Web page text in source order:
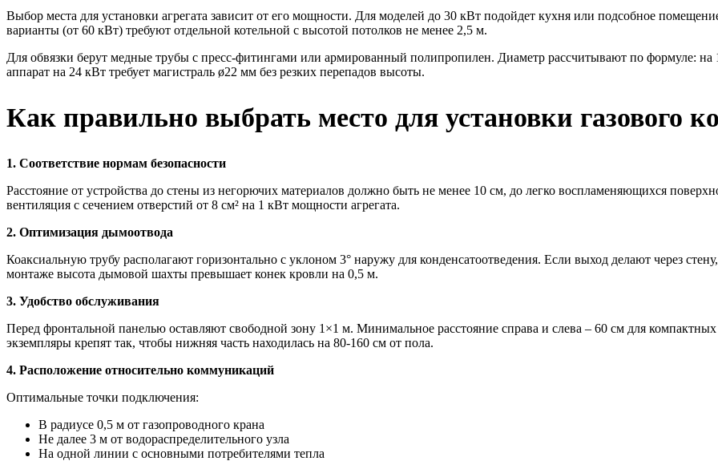
Выбор места для установки агрегата зависит от его мощности. Для моделей до 30 кВт подойдет кухня или подсобное
варианты (от 60 кВт) требуют отдельной котельной с высотой потолков не менее 2,5 м.
Для обвязки берут медные трубы с пресс-фитингами или армированный полипропилен. Диаметр рассчитывают по формуле:
аппарат на 24 кВт требует магистраль ø22 мм без резких перепадов высоты.
Как правильно выбрать место для установки газового
1. Соответствие нормам безопасности
Расстояние от устройства до стены из негорючих материалов должно быть не менее 10 см, до легко воспламеняющихся
вентиляция с сечением отверстий от 8 см² на 1 кВт мощности агрегата.
2. Оптимизация дымоотвода
Коаксиальную трубу располагают горизонтально с уклоном 3° наружу для конденсатоотведения. Если выход делают через
монтаже высота дымовой шахты превышает конек кровли на 0,5 м.
3. Удобство обслуживания
Перед фронтальной панелью оставляют свободной зону 1×1 м. Минимальное расстояние справа и слева – 60 см для
экземпляры крепят так, чтобы нижняя часть находилась на 80-160 см от пола.
4. Расположение относительно коммуникаций
Оптимальные точки подключения:
В радиусе 0,5 м от газопроводного крана
Не далее 3 м от водораспределительного узла
На одной линии с основными потребителями тепла